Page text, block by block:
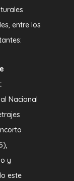
entre los
Nacional
y
este